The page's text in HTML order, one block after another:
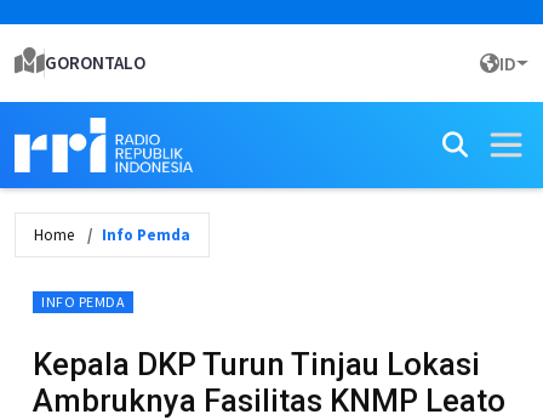
GORONTALO ID
Home Info Pemda
INFO PEMDA
Kepala DKP Turun Tinjau Lokasi
Ambruknya Fasilitas KNMP Leato